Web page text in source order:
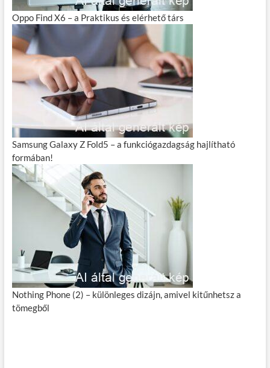
Oppo Find X6 – a Praktikus és elérhető társ
Samsung Galaxy Z Fold5 – a funkciógazdagság hajlítható
formában!
Nothing Phone (2) – különleges dizájn, amivel kitűnhetsz a
tömegből